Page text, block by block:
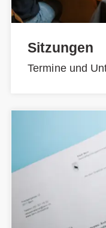
Sitzungen
Termine und